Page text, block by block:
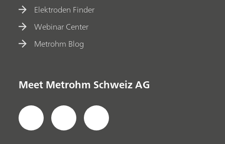
Elektroden Finder
Webinar Center
Metrohm Blog
Meet Metrohm Schweiz AG